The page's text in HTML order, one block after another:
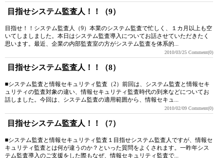
目指せシステム監査人！！（9）
目指せ！！システム監査人（9）本業のシステム監査で忙しく、１カ月以上も空
いてしましました。本日はシステム監査導入についてお話させていただきたく
思います。最近、企業の内部監査室の方がシステム監査を体系的...
2010/03/25 Comment(0)
目指せシステム監査人！！（8）
■システム監査と情報セキュリティ監査（2）前回は、システム監査と情報セキ
ュリティの監査対象の違い、情報セキュリティ監査時代の到来などについてお
話しました。今回は、システム監査の適用範囲から、情報セキュ...
2010/02/09 Comment(0)
目指せシステム監査人！！（7）
■システム監査と情報セキュリティ監査１目指せシステム監査人ですが、情報セ
キュリティ監査とは何が違うのか？といった質問をよくされます。一昨年シス
テム監査導入のご支援をした際もなぜ、情報セキュリティ監査で...